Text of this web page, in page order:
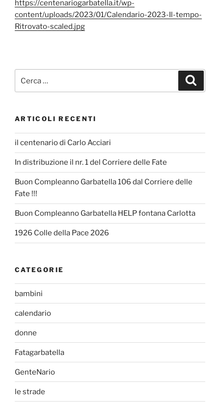
https://centenariogarbatella.it/wp-
content/uploads/2023/01/Calendario-2023-Il-tempo-
Ritrovato-scaled.jpg
ARTICOLI RECENTI
il centenario di Carlo Acciari
In distribuzione il nr. 1 del Corriere delle Fate
Buon Compleanno Garbatella 106 dal Corriere delle
Fate !!!
Buon Compleanno Garbatella HELP fontana Carlotta
1926 Colle della Pace 2026
CATEGORIE
bambini
calendario
donne
Fatagarbatella
GenteNario
le strade